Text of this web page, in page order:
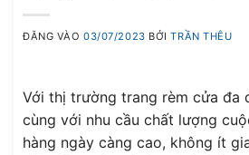
ĐĂNG VÀO03/07/2023 BỞITRẦN THÊU
Với thị trường trang rèm cửa đa
cùng với nhu cầu chất lượng
hàng ngày càng cao, không ít